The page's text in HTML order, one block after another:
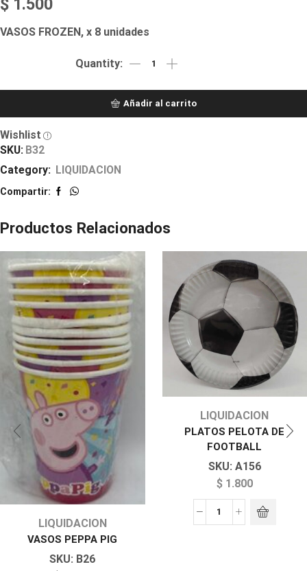
$ 1.500
VASOS FROZEN, x 8 unidades
Añadir al carrito
Wishlist
SKU: B32
Category: LIQUIDACION
Compartir:
Productos Relacionados
LIQUIDACION
VASOS PEPPA PIG
SKU: B26
LIQUIDACION
PLATOS PELOTA DE
FOOTBALL
SKU: A156
$1.800